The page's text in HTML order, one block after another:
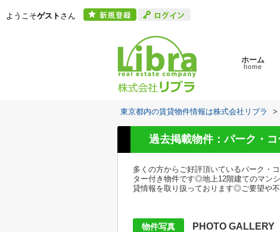
ようこそゲスト さん
ホーム
home
東京都内の賃貸物件情報は株式会社リブラ >
過去掲載物件：パーク・
多くの方からご好評頂いているパーク・
ター付き物件です◎地上12階建てのマン
貸情報を取り扱っております◎ご要望や
物件写真 PHOTO GALLERY